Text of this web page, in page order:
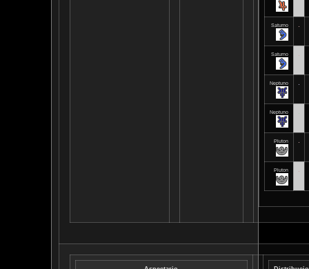
Saturno
Saturno
Neptuno
Neptuno
Pluton
Pluton